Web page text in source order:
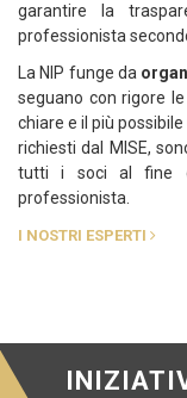
garantire la
professionista
La NIP funge da
seguano con rigore
chiare e il più
richiesti dal MISE,
tutti i soci al fine
professionista.
I NOSTRI ESPERTI